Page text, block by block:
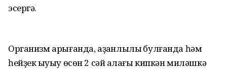
эсергә.
Организм арығанда, аҙҡанлылыҡ булғанда һәм
һейҙек ҡыуыу өсөн 2 сәй ҡалағы кипкән миләшкә